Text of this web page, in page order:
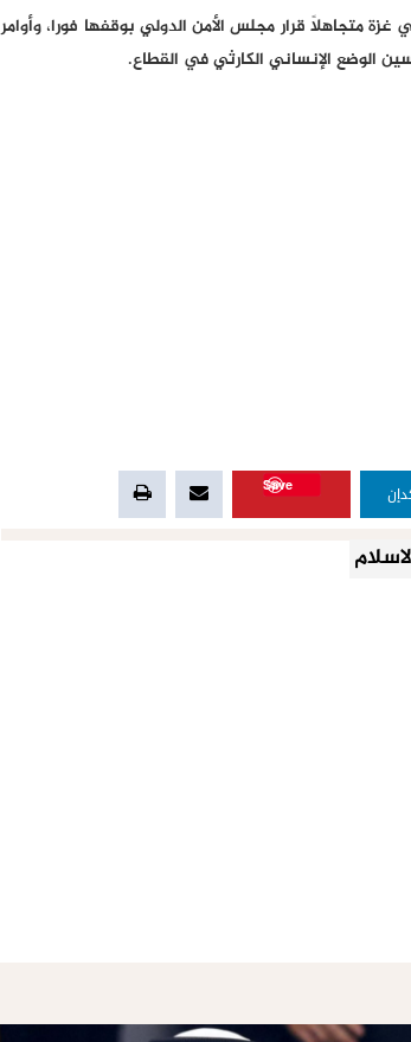
متجاهلاً قرار مجلس الأمن الدولي بوقفها فورا، وأوامر
الوضع الإنساني الكارثي في القطاع.
Save